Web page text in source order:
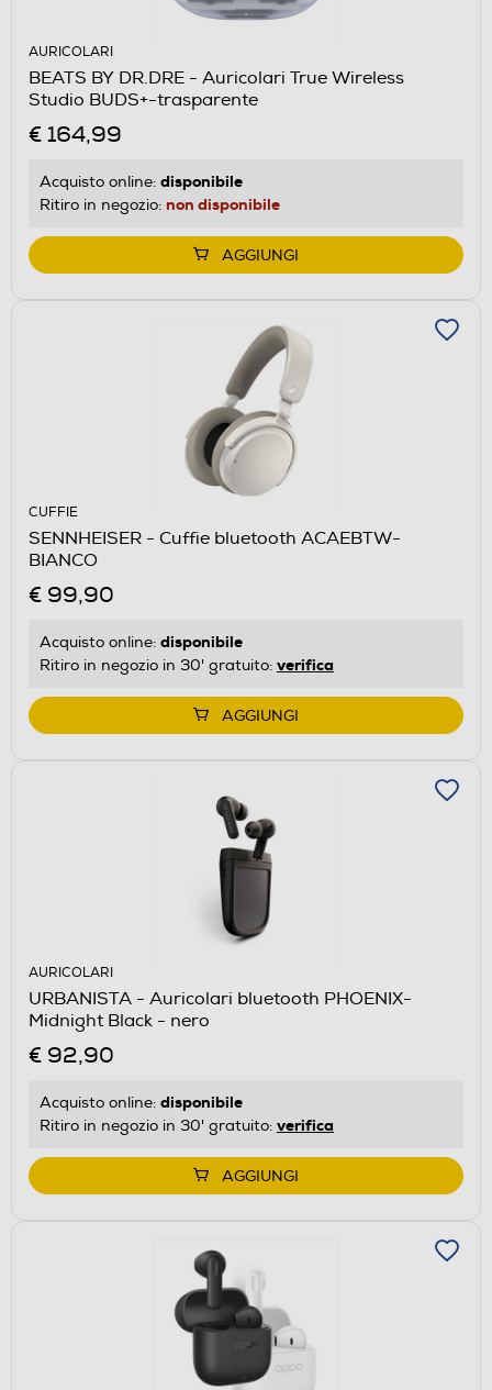
AURICOLARI
BEATS BY DR.DRE - Auricolari True Wireless
Studio BUDS+-trasparente
€ 164,99
Acquisto online: disponibile
Ritiro in negozio: non disponibile
AGGIUNGI
CUFFIE
SENNHEISER - Cuffie bluetooth ACAEBTW-
BIANCO
€ 99,90
Acquisto online: disponibile
Ritiro in negozio in 30' gratuito: verifica
AGGIUNGI
AURICOLARI
URBANISTA - Auricolari bluetooth PHOENIX-
Midnight Black - nero
€ 92,90
Acquisto online: disponibile
Ritiro in negozio in 30' gratuito: verifica
AGGIUNGI